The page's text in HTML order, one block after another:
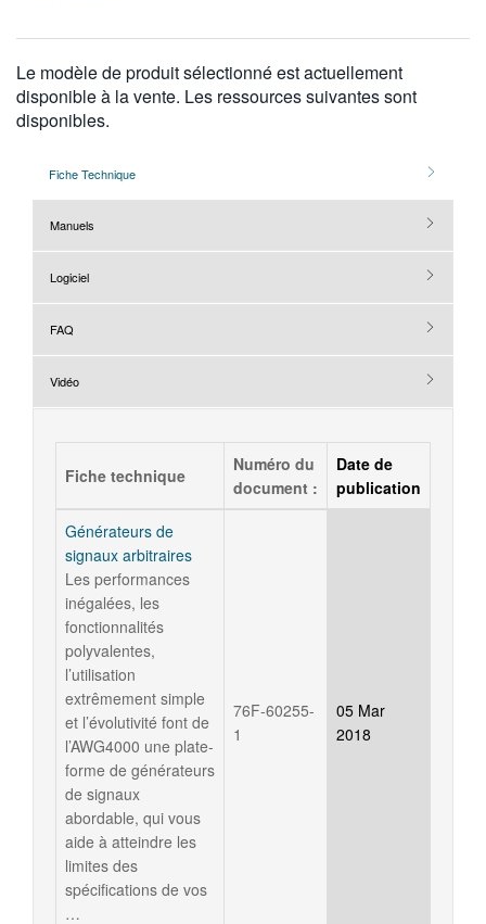
Le modèle de produit sélectionné est actuellement
disponible à la vente. Les ressources suivantes sont
disponibles.
Fiche Technique
Manuels
Logiciel
FAQ
Vidéo
Fiche technique
Numéro du
document :
Date de
publication
Générateurs de
signaux arbitraires
Les performances
inégalées, les
fonctionnalités
polyvalentes,
l’utilisation
extrêmement simple
et l’évolutivité font de
l’AWG4000 une plate-
forme de générateurs
de signaux
abordable, qui vous
aide à atteindre les
limites des
spécifications de vos
…
76F-60255-
1
05 Mar
2018